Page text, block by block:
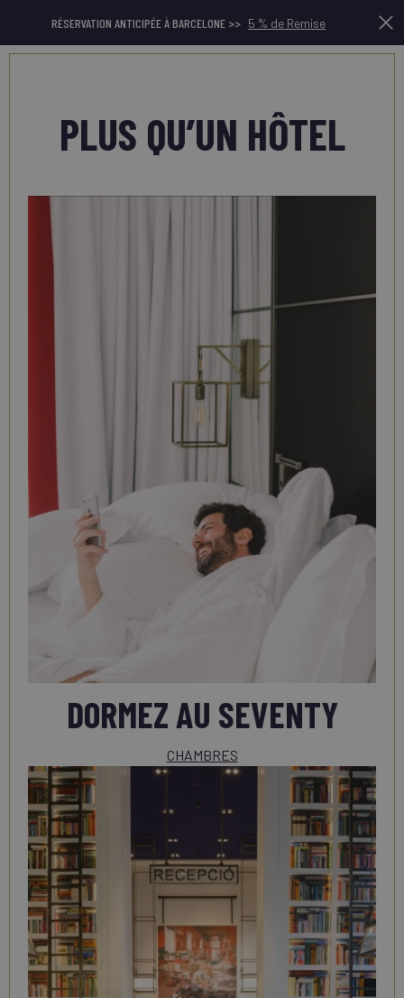
RÉSERVATION ANTICIPÉE À BARCELONE >> 5 % de Remise Fr
PLUS QU’UN HÔTEL
DORMEZ AU SEVENTY
CHAMBRES